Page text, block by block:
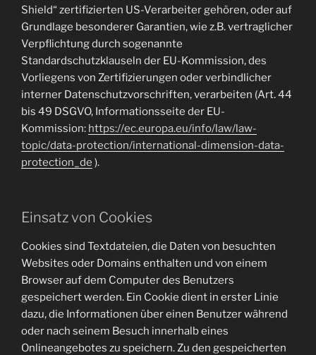
Shield“ zertifizierten US-Verarbeiter gehören, oder auf
Grundlage besonderer Garantien, wie z.B. vertraglicher
Verpflichtung durch sogenannte
Standardschutzklauseln der EU-Kommission, des
Vorliegens von Zertifizierungen oder verbindlicher
interner Datenschutzvorschriften, verarbeiten (Art. 44
bis 49 DSGVO, Informationsseite der EU-
Kommission: https://ec.europa.eu/info/law/law-
topic/data-protection/international-dimension-data-
protection_de ).
Einsatz von Cookies
Cookies sind Textdateien, die Daten von besuchten
Websites oder Domains enthalten und von einem
Browser auf dem Computer des Benutzers
gespeichert werden. Ein Cookie dient in erster Linie
dazu, die Informationen über einen Benutzer während
oder nach seinem Besuch innerhalb eines
Onlineangebotes zu speichern. Zu den gespeicherten